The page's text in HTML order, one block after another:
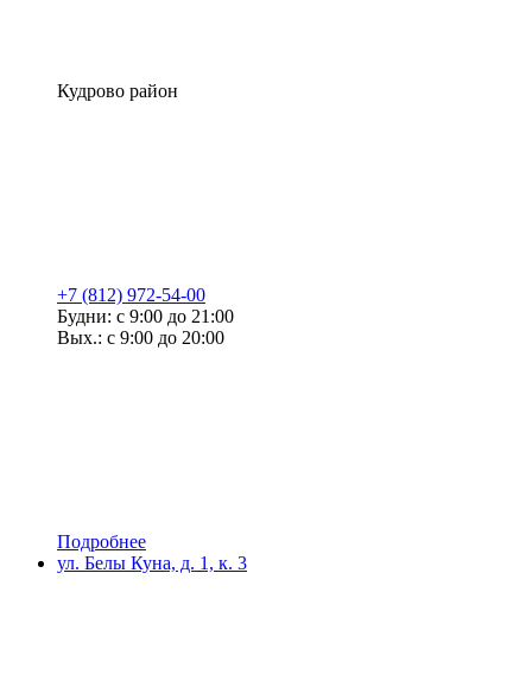
Кудрово район
+7 (812) 972-54-00
Будни: с 9:00 до 21:00
Вых.: с 9:00 до 20:00
Подробнее
ул. Белы Куна, д. 1, к. 3